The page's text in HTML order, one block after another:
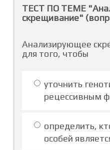
ТЕСТ ПО ТЕМЕ
скрещивание"
Анализирующее
для того, чтобы
уточнить
рецессивным
определить,
особей